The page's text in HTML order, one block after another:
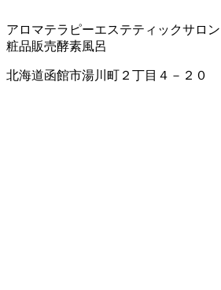
アロマテラピーエステティックサロン
粧品販売酵素風呂
北海道函館市湯川町２丁目４－２０